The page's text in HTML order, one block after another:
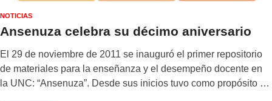
NOTICIAS
Ansenuza celebra su décimo aniversario
El 29 de noviembre de 2011 se inauguró el primer repositorio
de materiales para la enseñanza y el desempeño docente en
la UNC: “Ansenuza”. Desde sus inicios tuvo como propósito …